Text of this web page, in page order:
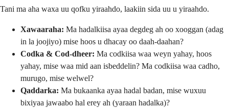
Tani ma aha waxa uu qofku yiraahdo, laakiin sida uu u yiraahdo.
Xawaaraha: Ma hadalkiisa ayaa degdeg ah oo xooggan (adag
in la joojiyo) mise hoos u dhacay oo daah-daahan?
Codka & Cod-dheer: Ma codkiisa waa weyn yahay, hoos
yahay, mise waa mid aan isbeddelin? Ma codkiisa waa cadho,
murugo, mise welwel?
Qaddarka: Ma bukaanka ayaa hadal badan, mise wuxuu
bixiyaa jawaabo hal erey ah (yaraan hadalka)?